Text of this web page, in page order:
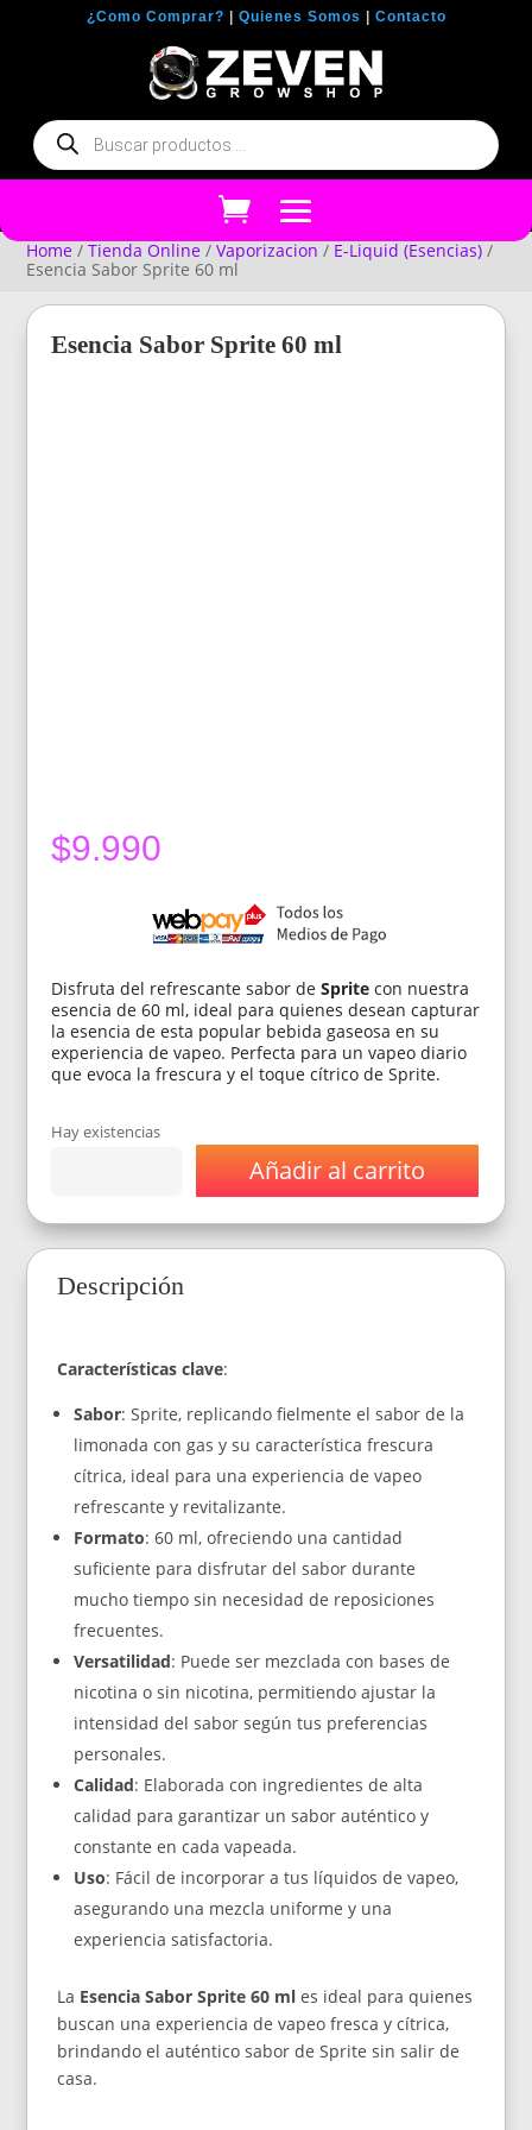
¿Como Comprar? Quienes Somos Contacto
Búsqueda
de
productos
Home /Tienda Online /Vaporizacion / E-Liquid (Esencias) /
Esencia Sabor Sprite 60 ml
Esencia Sabor Sprite 60 ml
$9.990
Disfruta del refrescante sabor deSprite con nuestra
esencia de 60 ml, ideal para quienes desean capturar
la esencia de esta popular bebida gaseosa en su
experiencia de vapeo. Perfecta para un vapeo diario
que evoca la frescura y el toque cítrico de Sprite.
Hay existencias
Sprite
60
cantidad
Añadir al carrito
Descripción
Características clave:
Sabor: Sprite, replicando fielmente el sabor de la
limonada con gas y su característica frescura
cítrica, ideal para una experiencia de vapeo
refrescante y revitalizante.
Formato: 60 ml, ofreciendo una cantidad
suficiente para disfrutar del sabor durante
mucho tiempo sin necesidad de reposiciones
frecuentes.
Versatilidad: Puede ser mezclada con bases de
nicotina o sin nicotina, permitiendo ajustar la
intensidad del sabor según tus preferencias
personales.
Calidad: Elaborada con ingredientes de alta
calidad para garantizar un sabor auténtico y
constante en cada vapeada.
Uso: Fácil de incorporar a tus líquidos de vapeo,
asegurando una mezcla uniforme y una
experiencia satisfactoria.
La Esencia Sabor Sprite 60 ml es ideal para quienes
buscan una experiencia de vapeo fresca y cítrica,
brindando el auténtico sabor de Sprite sin salir de
casa.